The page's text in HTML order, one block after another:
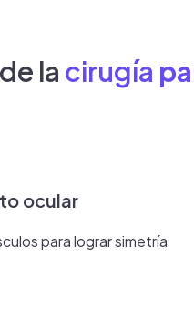
la cirugía
ocular
para lograr simetría